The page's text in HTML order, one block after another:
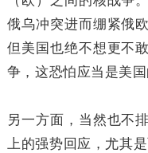
俄乌冲突进而绷紧俄
但美国也绝不想更不
争，这恐怕应当是美国
另一方面，当然也不
上的强势回应，尤其